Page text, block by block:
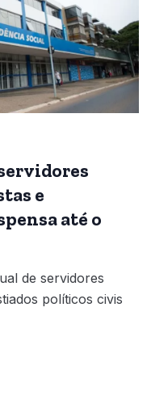
e
até o
de servidores
políticos civis